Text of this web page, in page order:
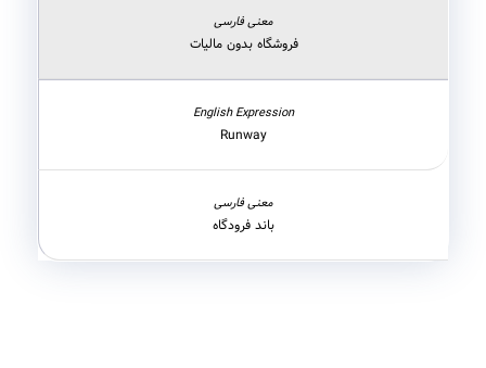
فروشگاه بدون مالیات
Runway
باند فرودگاه